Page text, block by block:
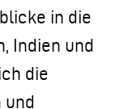
in die
Indien und
die
und